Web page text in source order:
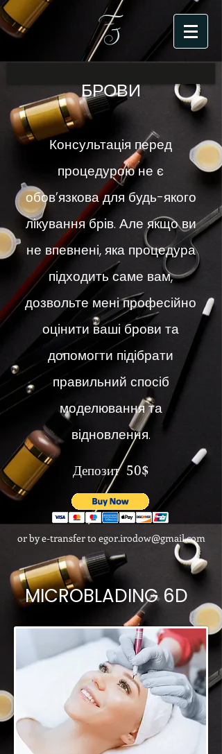
БРОВИ
Консультація перед
процедурою не є
обов’язкова для будь-якого
лікування брів. Але якщо ви
не впевнені, яка процедура
підходить саме вам,
дозвольте мені професійно
оцінити ваші брови та
допомогти підібрати
правильний спосіб
моделювання та
відновлення.
Депозит 50$
or by e-transfer to egor.irodow@gmail.com
MICROBLADING 6D